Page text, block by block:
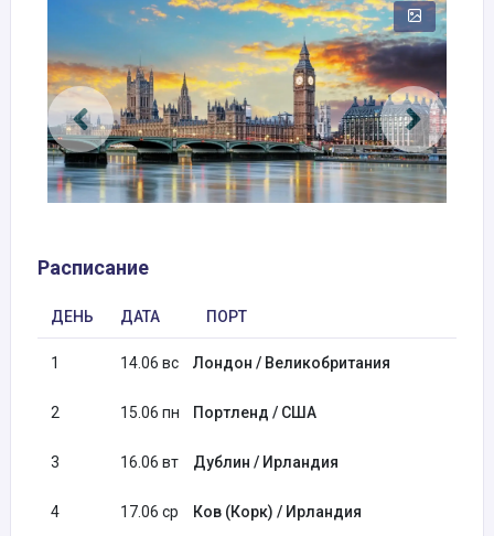
Расписание
ДЕНЬ ДАТА ПОРТ
1 14.06 вс Лондон / Великобритания
2 15.06 пн Портленд / США
3 16.06 вт Дублин / Ирландия
4 17.06 ср Ков (Корк) / Ирландия